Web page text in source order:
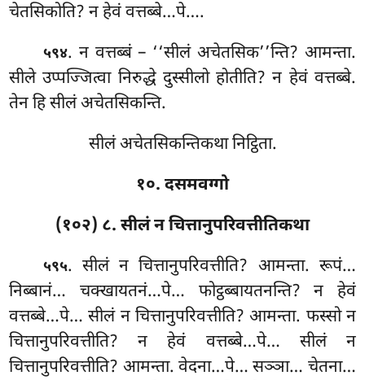
चेतसिकोति? न हेवं वत्तब्बे…पे….
५९४. न वत्तब्बं – ‘‘सीलं अचेतसिक’’न्ति? आमन्ता.
सीले उप्पज्जित्वा निरुद्धे दुस्सीलो होतीति? न हेवं वत्तब्बे.
तेन हि सीलं अचेतसिकन्ति.
सीलं अचेतसिकन्तिकथा निट्ठिता.
१०. दसमवग्गो
(१०२) ८. सीलं न चित्तानुपरिवत्तीतिकथा
५९५. सीलंन चित्तानुपरिवत्तीति? आमन्ता. रूपं…
निब्बानं… चक्खायतनं…पे… फोट्ठब्बायतनन्ति? न हेवं
वत्तब्बे…पे… सीलं न चित्तानुपरिवत्तीति? आमन्ता. फस्सो न
चित्तानुपरिवत्तीति? न हेवं वत्तब्बे…पे… सीलं न
चित्तानुपरिवत्तीति? आमन्ता. वेदना…पे… सञ्ञा… चेतना…